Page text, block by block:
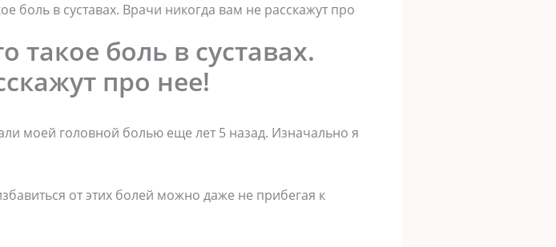
боль в суставах. Врачи никогда вам не расскажут про
такое боль в суставах.
про нее!
моей головной болью еще лет 5 назад. Изначально я
от этих болей можно даже не прибегая к